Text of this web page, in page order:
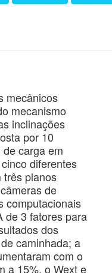
mecânicos
mecanismo
inclinações
por 10
carga em
diferentes
três planos
de
computacionais
de 3 fatores para
dos
caminhada; a
com o
a 15%, o Wext e